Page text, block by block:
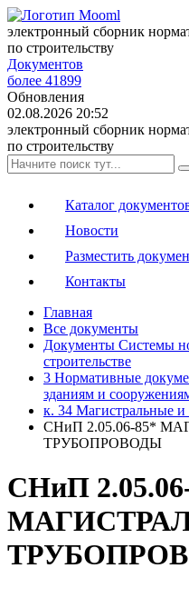
электронный сборник
по строительству
Документов
более 41899
Обновления
02.08.2026 20:52
электронный сборник
по строительству
Каталог
Новости
Разместить
Контакты
Главная
Все документы
Документы Системы
строительстве
3 Нормативные
зданиям и
к. 34 Магистральные
СНиП 2.05.06-85*
ТРУБОПРОВОДЫ
СНиП